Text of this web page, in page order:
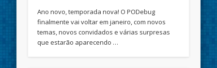
Ano novo, temporada nova! O PODebug
finalmente vai voltar em janeiro, com novos
temas, novos convidados e várias surpresas
que estarão aparecendo …